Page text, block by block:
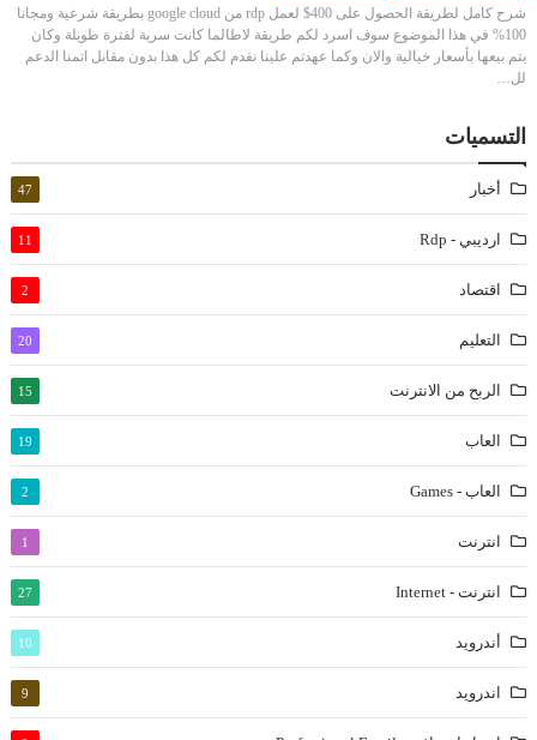
شرح كامل لطريقة الحصول على 400$ لعمل rdp من google cloud بطريقة شرعية ومجانا
100% في هذا الموضوع سوف اسرد لكم طريقة لاطالما كانت سرية لفترة طويلة وكان
يتم بيعها بأسعار خيالية والان وكما عهدتم علينا نقدم لكم كل هذا بدون مقابل اتمنا الدعم
لل…
التسميات
أخبار 47
ارديبي - Rdp 11
اقتصاد 2
التعليم 20
الربح من الانترنت 15
العاب 19
العاب - Games 2
انترنت 1
انترنت - Internet 27
أندرويد 10
اندرويد 9